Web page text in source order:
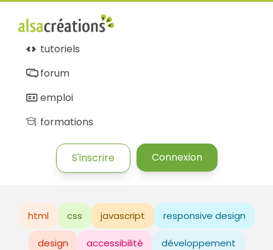
tutoriels
forum
emploi
formations
S'inscrire Connexion
html css javascript responsive design
design accessibilité développement